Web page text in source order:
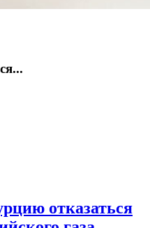
отказаться